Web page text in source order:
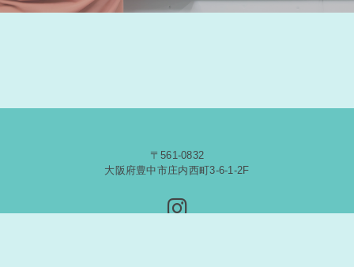
〒561-0832
大阪府豊中市庄内西町3-6-1-2F